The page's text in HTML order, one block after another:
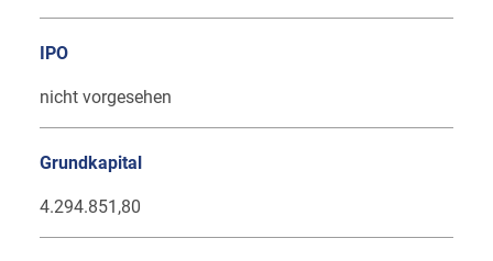
IPO
nicht vorgesehen
Grundkapital
4.294.851,80